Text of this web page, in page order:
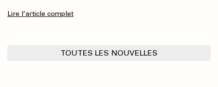
TOUTES LES NOUVELLES
Lire l’article complet